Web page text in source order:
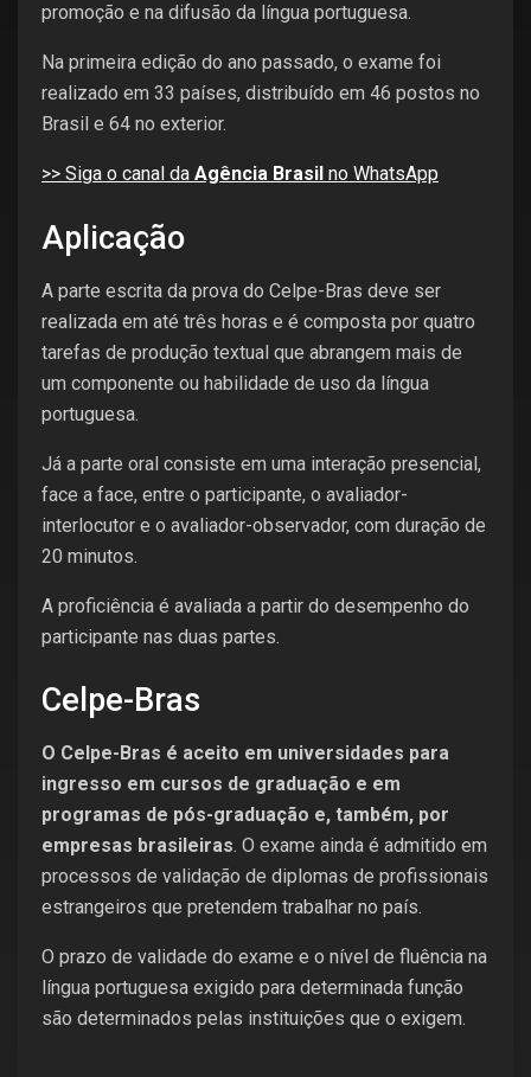
promoção e na difusão da língua portuguesa.
Na primeira edição do ano passado, o exame foi
realizado em 33 países, distribuído em 46 postos no
Brasil e 64 no exterior.
>> Siga o canal da Agência Brasil no WhatsApp
Aplicação
A parte escrita da prova do Celpe-Bras deve ser
realizada em até três horas e é composta por quatro
tarefas de produção textual que abrangem mais de
um componente ou habilidade de uso da língua
portuguesa.
Já a parte oral consiste em uma interação presencial,
face a face, entre o participante, o avaliador-
interlocutor e o avaliador-observador, com duração de
20 minutos.
A proficiência é avaliada a partir do desempenho do
participante nas duas partes.
Celpe-Bras
O Celpe-Bras é aceito em universidades para
ingresso em cursos de graduação e em
programas de pós-graduação e, também, por
empresas brasileiras. O exame ainda é admitido em
processos de validação de diplomas de profissionais
estrangeiros que pretendem trabalhar no país.
O prazo de validade do exame e o nível de fluência na
língua portuguesa exigido para determinada função
são determinados pelas instituições que o exigem.